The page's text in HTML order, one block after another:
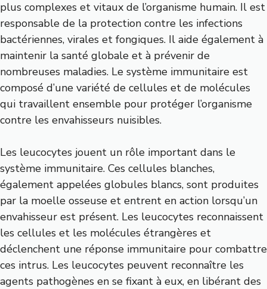
plus complexes et vitaux de l’organisme humain. Il est
responsable de la protection contre les infections
bactériennes, virales et fongiques. Il aide également à
maintenir la santé globale et à prévenir de
nombreuses maladies. Le système immunitaire est
composé d’une variété de cellules et de molécules
qui travaillent ensemble pour protéger l’organisme
contre les envahisseurs nuisibles.
Les leucocytes jouent un rôle important dans le
système immunitaire. Ces cellules blanches,
également appelées globules blancs, sont produites
par la moelle osseuse et entrent en action lorsqu’un
envahisseur est présent. Les leucocytes reconnaissent
les cellules et les molécules étrangères et
déclenchent une réponse immunitaire pour combattre
ces intrus. Les leucocytes peuvent reconnaître les
agents pathogènes en se fixant à eux, en libérant des